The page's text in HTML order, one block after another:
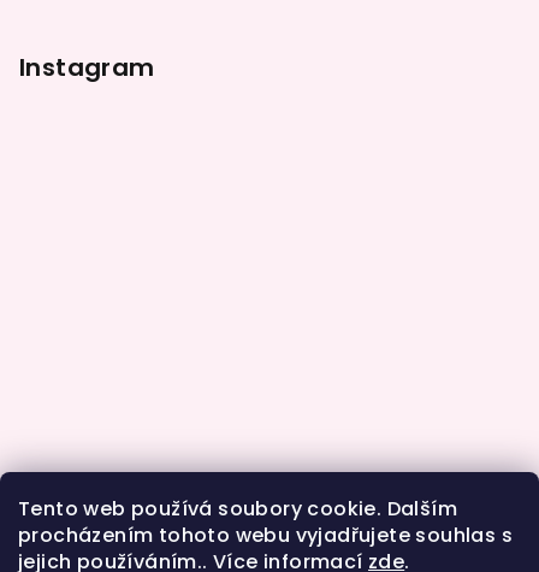
Tento web používá soubory cookie. Dalším
procházením tohoto webu vyjadřujete souhlas s
jejich používáním.. Více informací zde.
Instagram
Sledovat na Instagramu